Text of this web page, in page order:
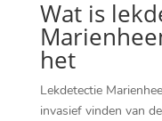
Wat is
het
Lekdetectie
invasief vinden van